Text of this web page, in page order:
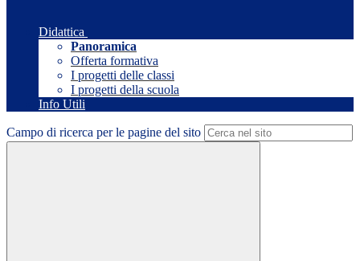
Didattica
Panoramica
Offerta formativa
I progetti delle classi
I progetti della scuola
Info Utili
Campo di ricerca per le pagine del sito